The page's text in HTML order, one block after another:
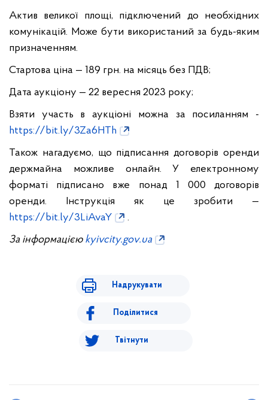
Актив великої площі, підключений до необхідних
комунікацій. Може бути використаний за будь-яким
призначенням.
Стартова ціна — 189 грн. на місяць без ПДВ;
Дата аукціону — 22 вересня 2023 року;
Взяти участь в аукціоні можна за посиланням -
https://bit.ly/3Za6HTh
Також нагадуємо, що підписання договорів оренди
держмайна можливе онлайн. У електронному
форматі підписано вже понад 1 000 договорів
оренди. Інструкція як це зробити —
https://bit.ly/3LiAvaY
.
За інформацією kyivcity.gov.ua
Надрукувати
Поділитися
Твітнути